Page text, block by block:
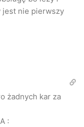
jest nie pierwszy
żadnych kar za
: